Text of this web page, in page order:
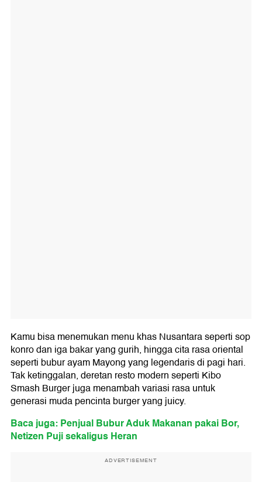
Kamu bisa menemukan menu khas Nusantara seperti sop
konro dan iga bakar yang gurih, hingga cita rasa oriental
seperti bubur ayam Mayong yang legendaris di pagi hari.
Tak ketinggalan, deretan resto modern seperti Kibo
Smash Burger juga menambah variasi rasa untuk
generasi muda pencinta burger yang juicy.
Baca juga: Penjual Bubur Aduk Makanan pakai Bor,
Netizen Puji sekaligus Heran
ADVERTISEMENT